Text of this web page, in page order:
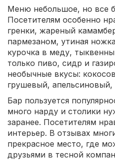
Меню небольшое, но все
Посетителям особенно
гренки, жареный
пармезаном, утиная
курочка в меду,
только пиво, сидр и
необычные вкусы:
грушевый, апельсиновый,
Бар пользуется
много нарду и столики
заранее. Посетителям
интерьер. В отзывах
прекрасное место, где
друзьями в тесной